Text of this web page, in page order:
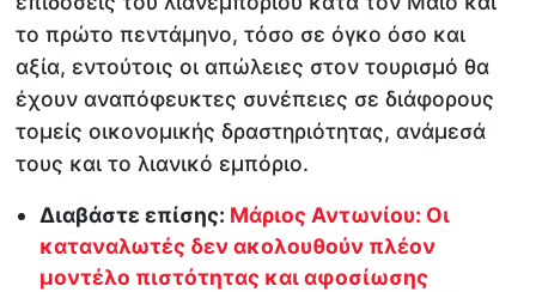
το πρώτο πεντάμηνο, τόσο σε όγκο όσο και
αξία, εντούτοις οι απώλειες στον τουρισμό θα
έχουν αναπόφευκτες συνέπειες σε διάφορους
τομείς οικονομικής δραστηριότητας, ανάμεσά
τους και το λιανικό εμπόριο.
Διαβάστε επίσης: Μάριος Αντωνίου: Οι
καταναλωτές δεν ακολουθούν πλέον
μοντέλο πιστότητας και αφοσίωσης